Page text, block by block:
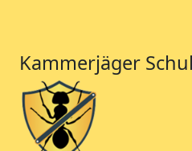
Kammerjäger